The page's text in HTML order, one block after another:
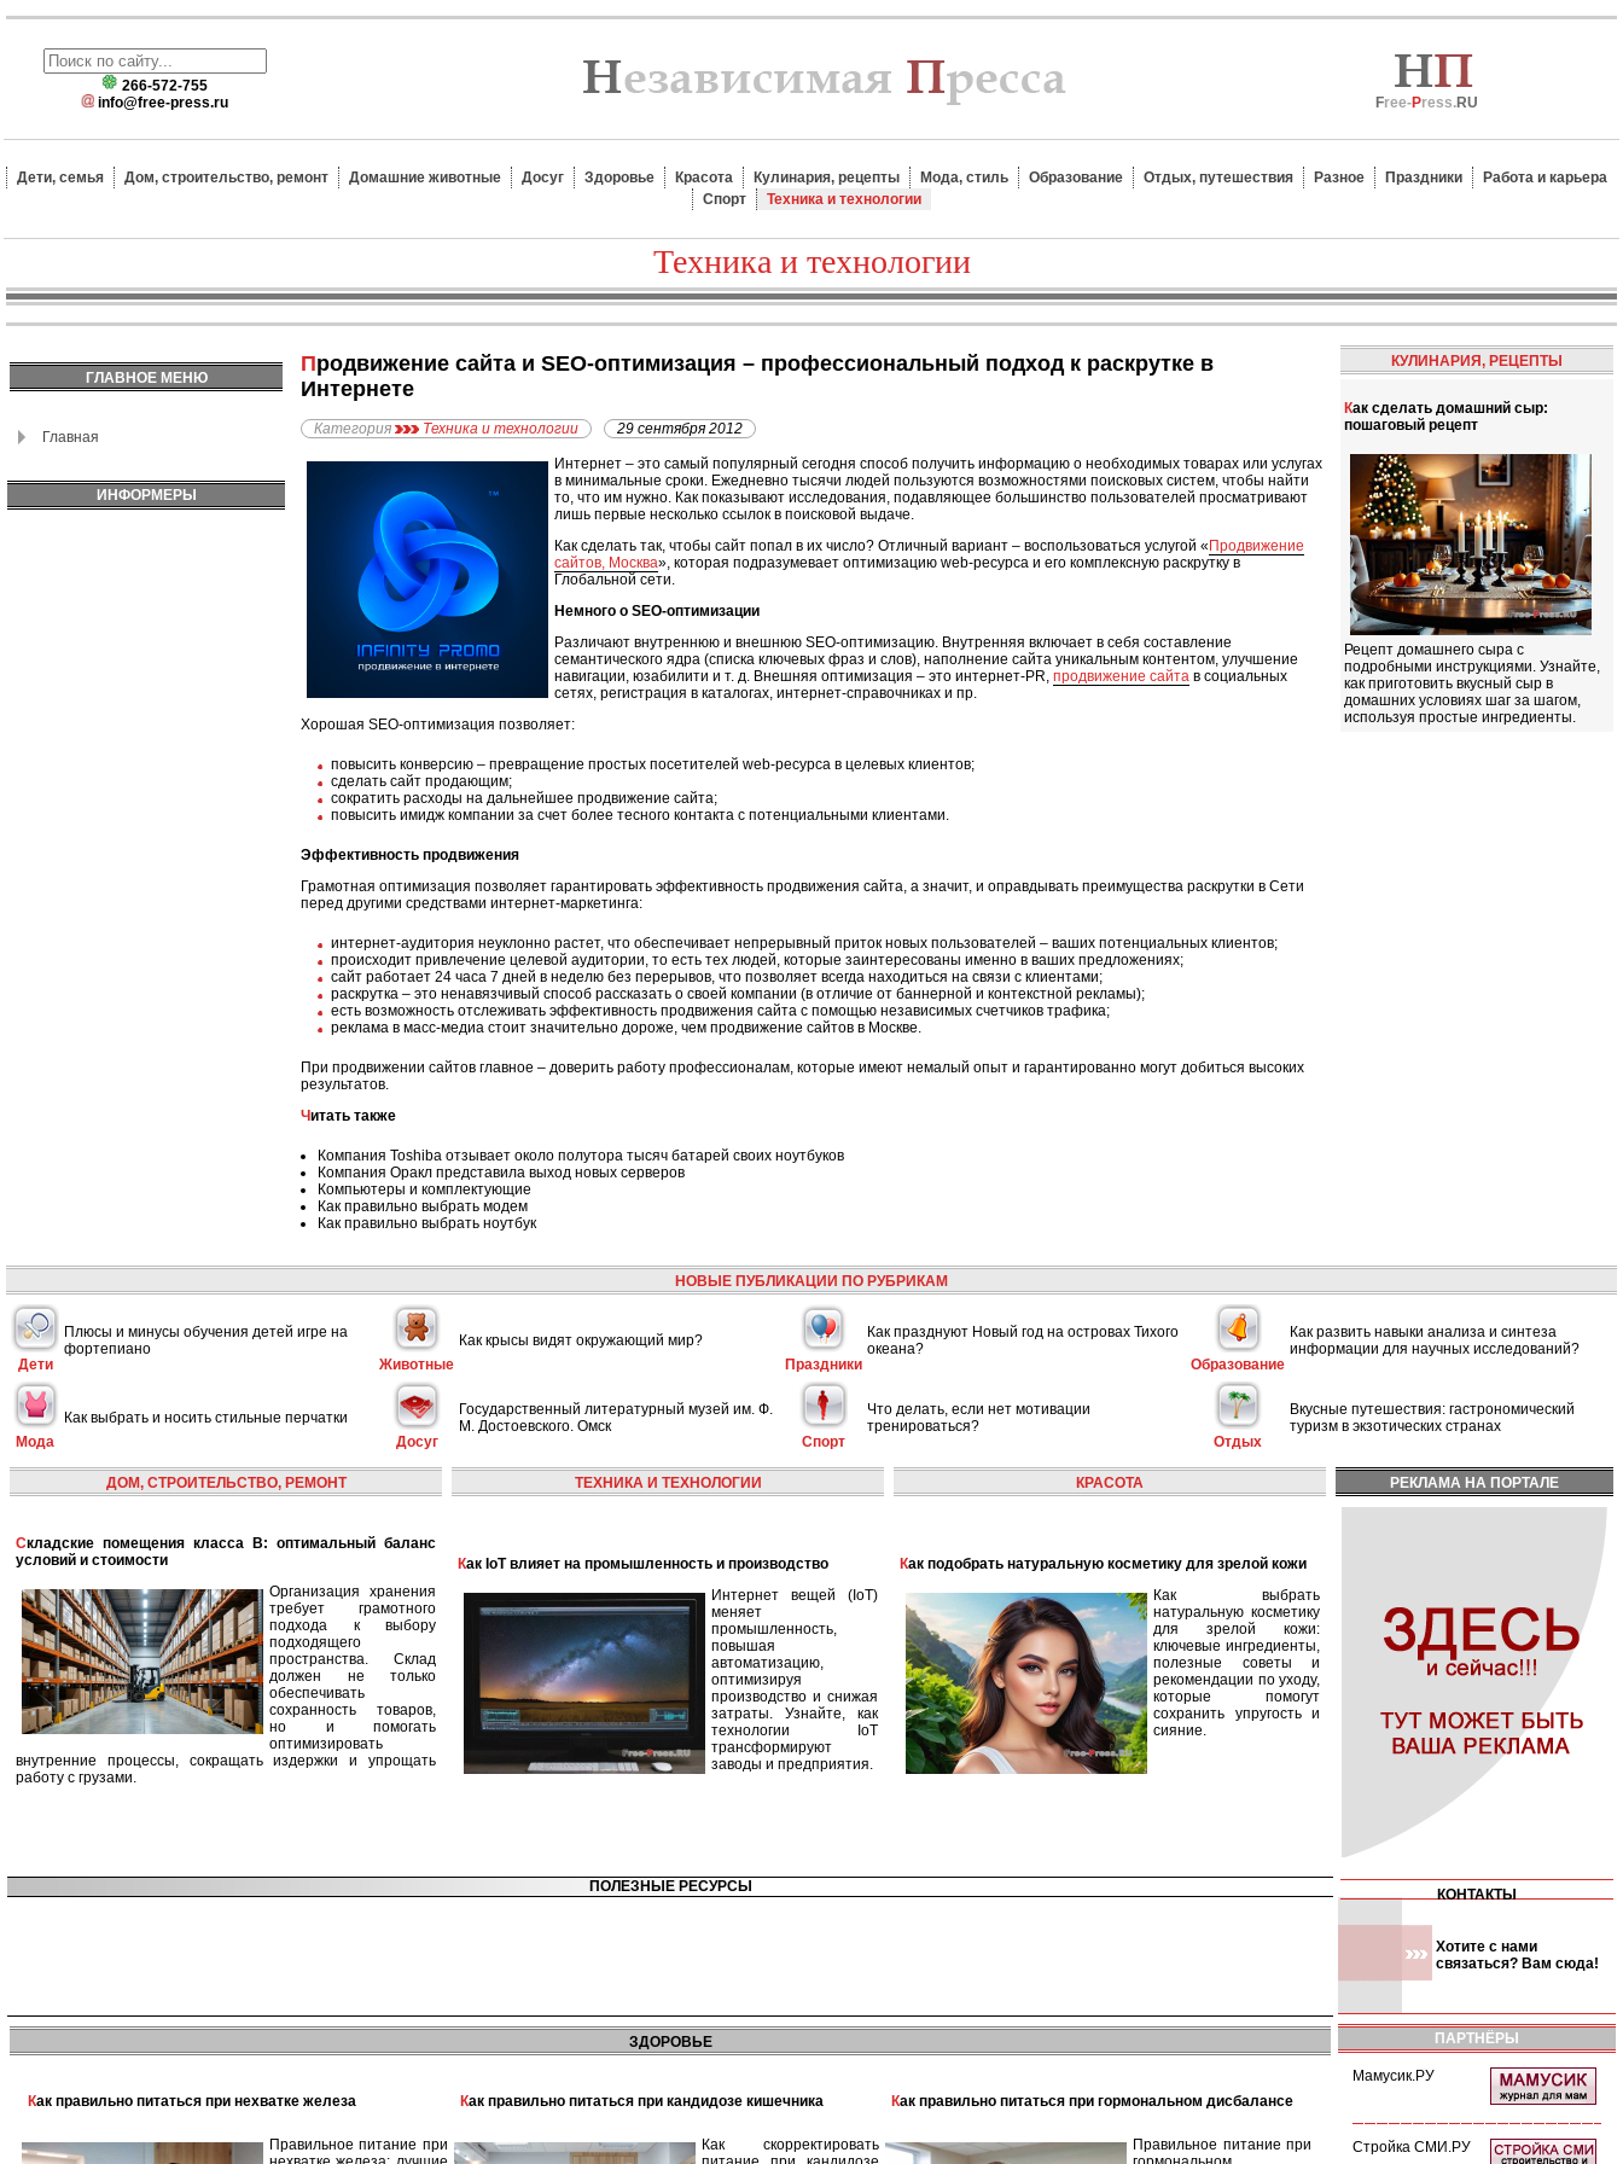
266-572-755
info@free-press.ru
Free-Press.RU
Дети, семья Дом, строительство, ремонт Домашние животные Досуг Здоровье Красота Кулинария, рецепты Мода, стиль Образование Отдых, путешествия Разное Праздники
Работа и карьера
Спорт
Техника и технологии
Техника и технологии
ГЛАВНОЕ МЕНЮ
Главная
ИНФОРМЕРЫ
Продвижение сайта и SEO-оптимизация – профессиональный подход к раскрутке в
Интернете
Категория Техника и технологии 29 сентября 2012
Интернет – это самый популярный сегодня способ получить информацию о необходимых товарах или услугах
в минимальные сроки. Ежедневно тысячи людей пользуются возможностями поисковых систем, чтобы найти
то, что им нужно. Как показывают исследования, подавляющее большинство пользователей просматривают
лишь первые несколько ссылок в поисковой выдаче.
Как сделать так, чтобы сайт попал в их число? Отличный вариант – воспользоваться услугой « Продвижение
сайтов, Москва», которая подразумевает оптимизацию web-ресурса и его комплексную раскрутку в
Глобальной сети.
Немного о SEO-оптимизации
Различают внутреннюю и внешнюю SEO-оптимизацию. Внутренняя включает в себя составление
семантического ядра (списка ключевых фраз и слов), наполнение сайта уникальным контентом, улучшение
навигации, юзабилити и т. д. Внешняя оптимизация – это интернет-PR, продвижение сайта в социальных
сетях, регистрация в каталогах, интернет-справочниках и пр.
Хорошая SEO-оптимизация позволяет:
повысить конверсию – превращение простых посетителей web-ресурса в целевых клиентов;
сделать сайт продающим;
сократить расходы на дальнейшее продвижение сайта;
повысить имидж компании за счет более тесного контакта с потенциальными клиентами.
Эффективность продвижения
Грамотная оптимизация позволяет гарантировать эффективность продвижения сайта, а значит, и оправдывать преимущества раскрутки в Сети
перед другими средствами интернет-маркетинга:
интернет-аудитория неуклонно растет, что обеспечивает непрерывный приток новых пользователей – ваших потенциальных клиентов;
происходит привлечение целевой аудитории, то есть тех людей, которые заинтересованы именно в ваших предложениях;
сайт работает 24 часа 7 дней в неделю без перерывов, что позволяет всегда находиться на связи с клиентами;
раскрутка – это ненавязчивый способ рассказать о своей компании (в отличие от баннерной и контекстной рекламы);
есть возможность отслеживать эффективность продвижения сайта с помощью независимых счетчиков трафика;
реклама в масс-медиа стоит значительно дороже, чем продвижение сайтов в Москве.
При продвижении сайтов главное – доверить работу профессионалам, которые имеют немалый опыт и гарантированно могут добиться высоких
результатов.
Читать также
Компания Toshiba отзывает около полутора тысяч батарей своих ноутбуков
Компания Оракл представила выход новых серверов
Компьютеры и комплектующие
Как правильно выбрать модем
Как правильно выбрать ноутбук
КУЛИНАРИЯ, РЕЦЕПТЫ
Как сделать домашний сыр:
пошаговый рецепт
Рецепт домашнего сыра с
подробными инструкциями. Узнайте,
как приготовить вкусный сыр в
домашних условиях шаг за шагом,
используя простые ингредиенты.
НОВЫЕ ПУБЛИКАЦИИ ПО РУБРИКАМ
Дети
Плюсы и минусы обучения детей игре на
фортепиано
Животные
Как крысы видят окружающий мир?
Праздники
Как празднуют Новый год на островах Тихого
океана?
Образование
Как развить навыки анализа и синтеза
информации для научных исследований?
Мода
Как выбрать и носить стильные перчатки
Досуг
Государственный литературный музей им. Ф.
М. Достоевского. Омск
Спорт
Что делать, если нет мотивации
тренироваться?
Отдых
Вкусные путешествия: гастрономический
туризм в экзотических странах
ДОМ, СТРОИТЕЛЬСТВО, РЕМОНТ
Складские помещения класса B: оптимальный баланс
условий и стоимости
Организация хранения
требует грамотного
подхода к выбору
подходящего
пространства. Склад
должен не только
обеспечивать
сохранность товаров,
но и помогать
оптимизировать
внутренние процессы, сокращать издержки и упрощать
работу с грузами.
ТЕХНИКА И ТЕХНОЛОГИИ
Как IoT влияет на промышленность и производство
Интернет вещей (IoT)
меняет
промышленность,
повышая
автоматизацию,
оптимизируя
производство и снижая
затраты. Узнайте, как
технологии IoT
трансформируют
заводы и предприятия.
КРАСОТА
Как подобрать натуральную косметику для зрелой кожи
Как выбрать
натуральную косметику
для зрелой кожи:
ключевые ингредиенты,
полезные советы и
рекомендации по уходу,
которые помогут
сохранить упругость и
сияние.
РЕКЛАМА НА ПОРТАЛЕ
ПОЛЕЗНЫЕ РЕСУРСЫ КОНТАКТЫ
Хотите с нами
связаться? Вам сюда!
ЗДОРОВЬЕ
Как правильно питаться при нехватке железа
Правильное питание при
Как правильно питаться при кандидозе кишечника
Как скорректировать
Как правильно питаться при гормональном дисбалансе
Правильное питание при
ПАРТНЁРЫ
Мамусик.РУ
Стройка СМИ.РУ